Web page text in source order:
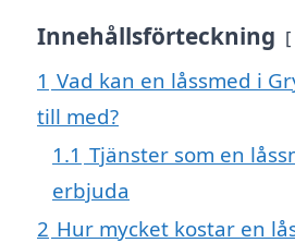
Innehållsförteckning
1 Vad kan en låssmed i
till med?
1.1 Tjänster som en
erbjuda
2 Hur mycket kostar en